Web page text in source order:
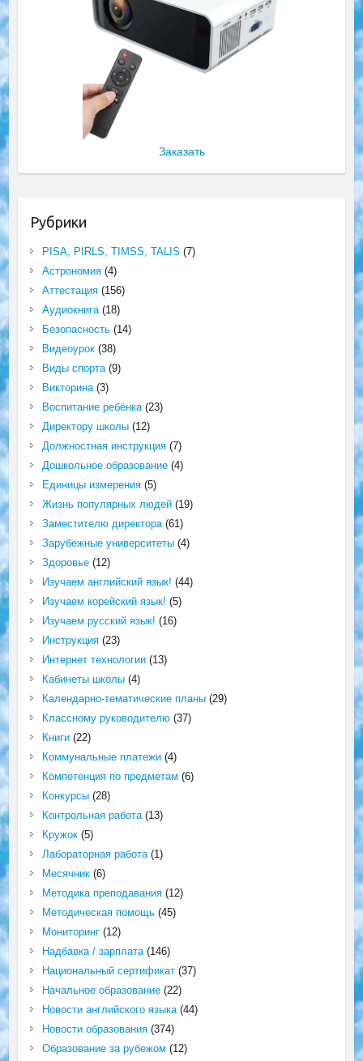
Заказать
Рубрики
PISA, PIRLS, TIMSS, TALIS (7)
Астрономия(4)
Аттестация(156)
Аудиокнига(18)
Безопасность(14)
Видеоурок(38)
Виды спорта(9)
Викторина(3)
Воспитание ребёнка(23)
Директору школы(12)
Должностная инструкция(7)
Дошкольное образование(4)
Единицы измерения(5)
Жизнь популярных людей(19)
Заместителю директора(61)
Зарубежные университеты(4)
Здоровье(12)
Изучаем английский язык! (44)
Изучаем корейский язык! (5)
Изучаем русский язык! (16)
Инструкция(23)
Интернет технологии(13)
Кабинеты школы(4)
Календарно-тематические планы(29)
Классному руководителю(37)
Книги(22)
Коммунальные платежи(4)
Компетенция по предметам (6)
Конкурсы(28)
Контрольная работа(13)
Кружок(5)
Лабораторная работа(1)
Месячник(6)
Методика преподавания(12)
Методическая помощь(45)
Мониторинг(12)
Надбавка / зарплата(146)
Национальный сертификат(37)
Начальное образование(22)
Новости английского языка(44)
Новости образования(374)
Образование за рубежом (12)